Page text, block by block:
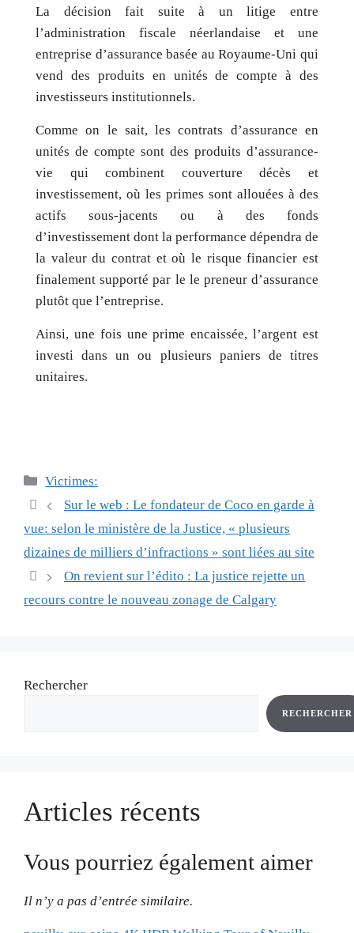
La décision fait suite à un litige entre
l’administration fiscale néerlandaise et une
entreprise d’assurance basée au Royaume-Uni qui
vend des produits en unités de compte à des
investisseurs institutionnels.
Comme on le sait, les contrats d’assurance en
unités de compte sont des produits d’assurance-
vie qui combinent couverture décès et
investissement, où les primes sont allouées à des
actifs sous-jacents ou à des fonds
d’investissement dont la performance dépendra de
la valeur du contrat et où le risque financier est
finalement supporté par le le preneur d’assurance
plutôt que l’entreprise.
Ainsi, une fois une prime encaissée, l’argent est
investi dans un ou plusieurs paniers de titres
unitaires.
Catégories
Victimes:
NavigationSur le web : Le fondateur de Coco en garde à
vue: selon le ministère de la Justice, « plusieurs
dizaines de milliers d’infractions » sont liées au site
On revient sur l’édito : La justice rejette un
recours contre le nouveau zonage de Calgary
Rechercher
RECHERCHER
Articles récents
Vous pourriez également aimer
Il n’y a pas d’entrée similaire.